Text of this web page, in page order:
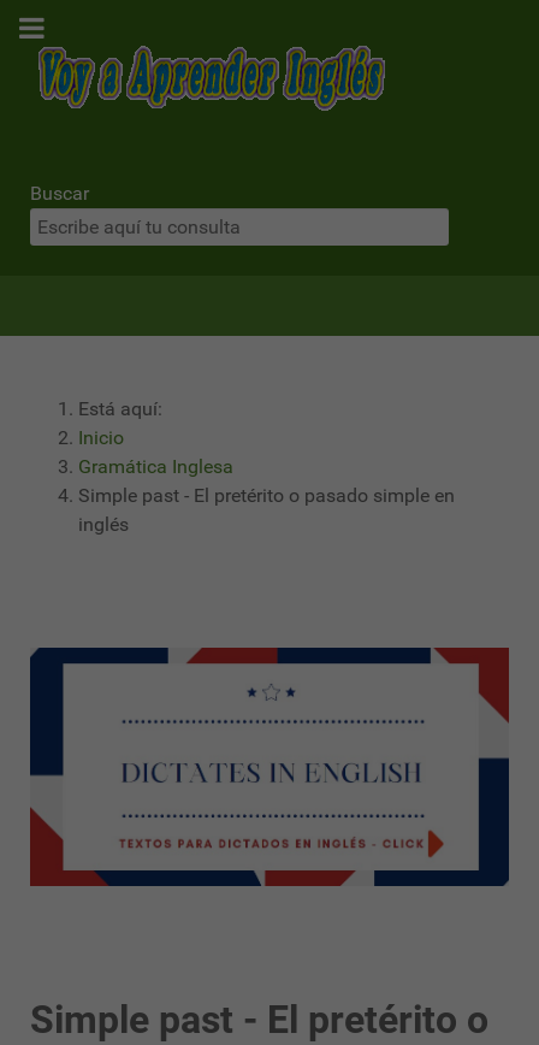
Buscar
Está aquí:
Inicio
Gramática Inglesa
Simple past - El pretérito o pasado simple en
inglés
Simple past - El pretérito o